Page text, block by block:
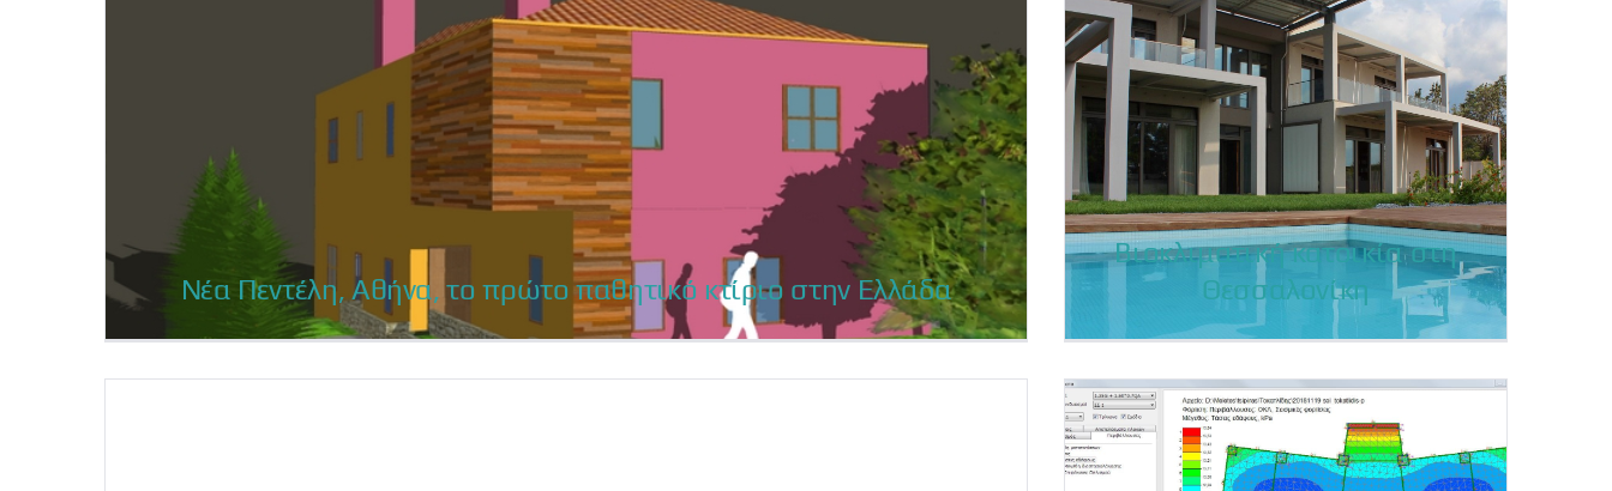
Μακεδονική ψυχή νο1
Παθητικό κτίριο στη
Παιανία Αττικής
Νέα Πεντέλη, Αθήνα, το πρώτο παθητικό κτίριο στην Ελλάδα
Βιοκλιματική κατοικία στη
Θεσσαλονίκη